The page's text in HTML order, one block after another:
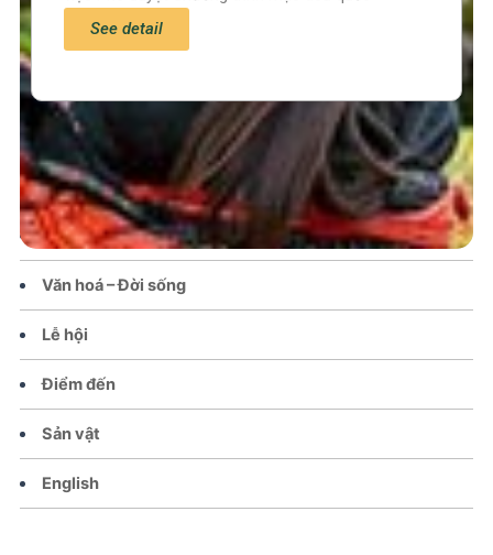
Trang chủ
Tin tức – Sự kiện
Chính sách
Văn hoá – Đời sống
Lễ hội
Điểm đến
Sản vật
English
See detail